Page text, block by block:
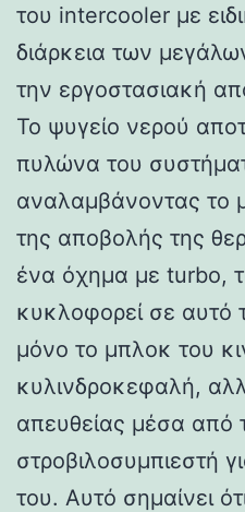
του intercooler με
διάρκεια των
την εργοστασιακή
Το ψυγείο νερού
πυλώνα του
αναλαμβάνοντας το
της αποβολής της
ένα όχημα με turbo,
κυκλοφορεί σε αυτό
μόνο το μπλοκ του
κυλινδροκεφαλή,
απευθείας μέσα από
στροβιλοσυμπιεστή
του. Αυτό σημαίνει